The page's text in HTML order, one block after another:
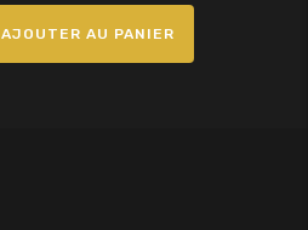
AJOUTER AU PANIER